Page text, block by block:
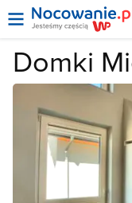
Domki